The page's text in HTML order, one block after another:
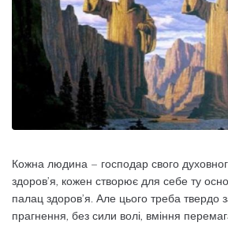
Кожна людина – господар свого
здоров’я, кожен створює для себе ту
палац здоров’я. Але цього треба твердо
прагнення, без сили волі, вміння